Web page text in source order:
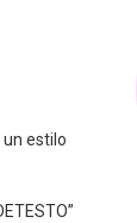
estilo